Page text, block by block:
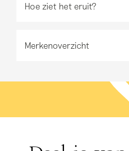
Hoe ziet het eruit?
Merkenoverzicht